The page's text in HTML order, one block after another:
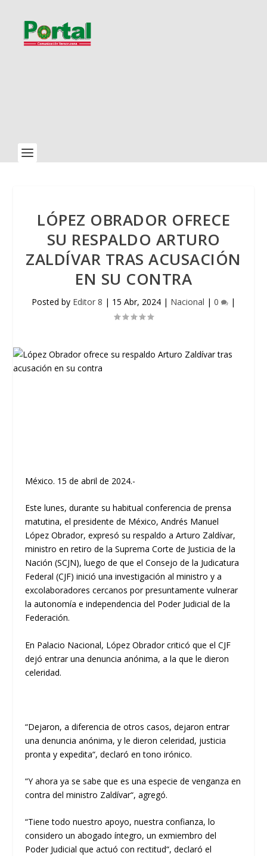
LÓPEZ OBRADOR OFRECE
SU RESPALDO ARTURO
ZALDÍVAR TRAS ACUSACIÓN
EN SU CONTRA
Posted by Editor 8 | 15 Abr, 2024 | Nacional | 0 |
México. 15 de abril de 2024.-
Este lunes, durante su habitual conferencia de prensa
matutina, el presidente de México, Andrés Manuel
López Obrador, expresó su respaldo a Arturo Zaldívar,
ministro en retiro de la Suprema Corte de Justicia de la
Nación (SCJN), luego de que el Consejo de la Judicatura
Federal (CJF) inició una investigación al ministro y a
excolaboradores cercanos por presuntamente vulnerar
la autonomía e independencia del Poder Judicial de la
Federación.
En Palacio Nacional, López Obrador criticó que el CJF
dejó entrar una denuncia anónima, a la que le dieron
celeridad.
“Dejaron, a diferencia de otros casos, dejaron entrar
una denuncia anónima, y le dieron celeridad, justicia
pronta y expedita“, declaró en tono irónico.
“Y ahora ya se sabe que es una especie de venganza en
contra del ministro Zaldívar“, agregó.
“Tiene todo nuestro apoyo, nuestra confianza, lo
considero un abogado íntegro, un exmiembro del
Poder Judicial que actuó con rectitud“, declaró el